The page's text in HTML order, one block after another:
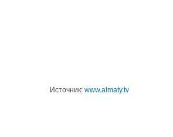
Источник: www.almaty.tv